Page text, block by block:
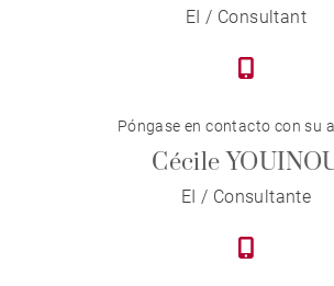
EI / Consultant
Póngase en contacto con su
Cécile
EI / Consultante